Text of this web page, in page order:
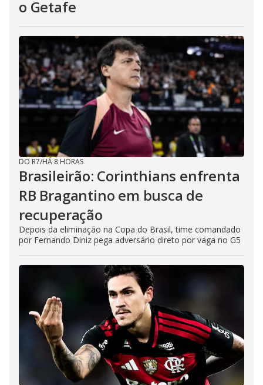
o Getafe
DO R7/HÁ 8 HORAS
Brasileirão: Corinthians enfrenta
RB Bragantino em busca de
recuperação
Depois da eliminação na Copa do Brasil, time comandado
por Fernando Diniz pega adversário direto por vaga no G5